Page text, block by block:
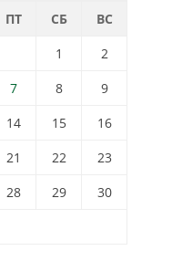
ПТ СБ
ВС
1
2
7 8
9
14 15
16
21 22
23
28 29
30